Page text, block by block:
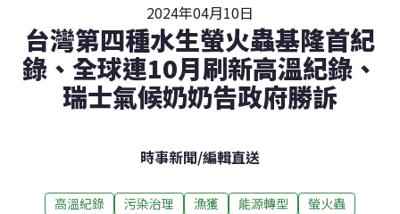
2024年04月10日
台灣第四種水生螢火蟲基隆首紀
錄、全球連10月刷新高溫紀錄、
瑞士氣候奶奶告政府勝訴
時事新聞/編輯直送
高溫紀錄 污染治理 漁獲 能源轉型
螢火蟲